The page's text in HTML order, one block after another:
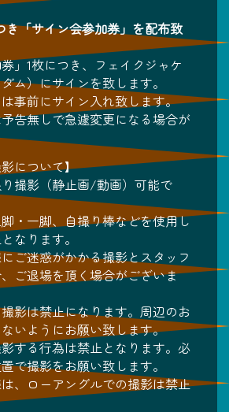
き「サイン会参加券」を配布致
」1枚につき、フェイクジャケ
ム）にサインを致します。
事前にサイン入れ致します。
告無しで急遽変更になる場合が
影について】
撮影（静止画/動画）可能で
・一脚、自撮り棒などを使用し
なります。
ご迷惑がかかる撮影とスタッフ
ご退場を頂く場合がございま
影は禁止になります。周辺のお
いようにお願い致します。
する行為は禁止となります。必
で撮影をお願い致します。
、ローアングルでの撮影は禁止